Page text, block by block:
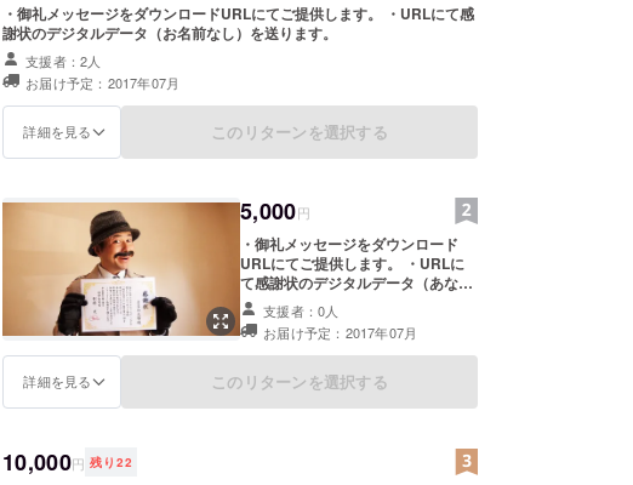
・御礼メッセージをダウンロードURLにてご提供します。 ・URLにて感
謝状のデジタルデータ（お名前なし）を送ります。
支援者：2人
お届け予定：2017年07月
詳細を見る このリターンを選択する
5,000円
・御礼メッセージをダウンロード
URLにてご提供します。 ・URLに
て感謝状のデジタルデータ（あなた
のお名前入り）を送ります。
支援者：0人
お届け予定：2017年07月
詳細を見る このリターンを選択する
10,000円 残り 22